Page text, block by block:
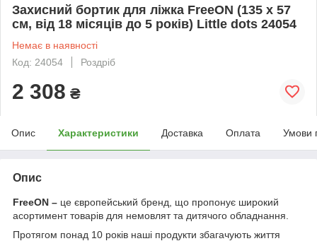
Захисний бортик для ліжка FreeON (135 x 57
см, від 18 місяців до 5 років) Little dots 24054
Немає в наявності
Код: 24054
Роздріб
2 308 ₴
Опис Характеристики Доставка Оплата Умови
Опис
FreeON – це європейський бренд, що пропонує широкий
асортимент товарів для немовлят та дитячого обладнання.
Протягом понад 10 років наші продукти збагачують життя